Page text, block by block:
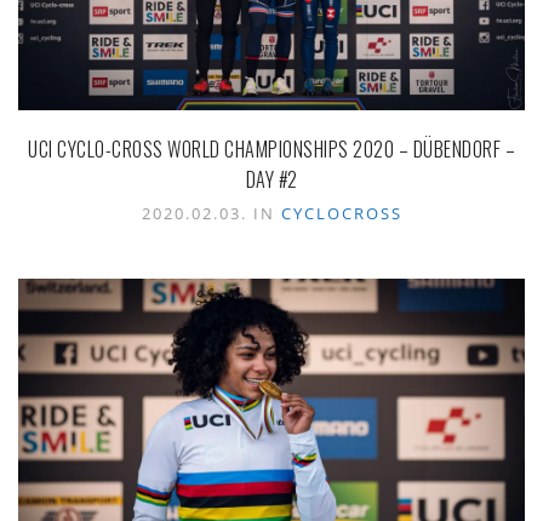
UCI CYCLO-CROSS WORLD CHAMPIONSHIPS 2020 – DÜBENDORF –
DAY #2
2020.02.03. IN CYCLOCROSS